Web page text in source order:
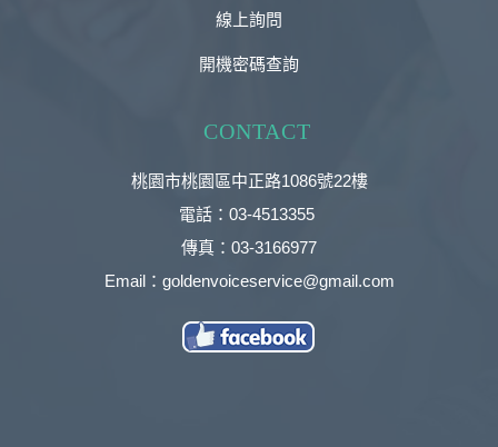
線上詢問
開機密碼查詢
CONTACT
桃園市桃園區中正路1086號22樓
電話：03-4513355
傳真：03-3166977
Email：goldenvoiceservice@gmail.com